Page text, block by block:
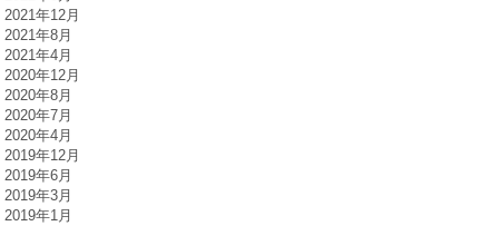
2021年12月
2021年8月
2021年4月
2020年12月
2020年8月
2020年7月
2020年4月
2019年12月
2019年6月
2019年3月
2019年1月